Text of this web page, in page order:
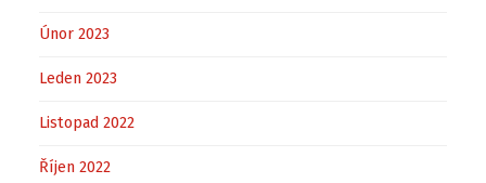
Únor 2023
Leden 2023
Listopad 2022
Říjen 2022